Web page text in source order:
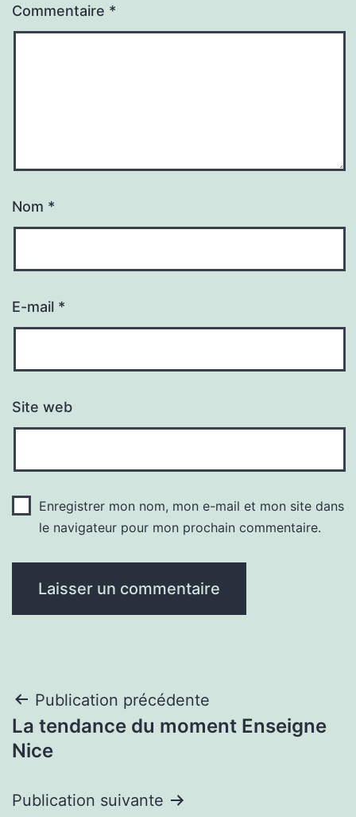
Commentaire *
Nom *
E-mail *
Site web
Enregistrer mon nom, mon e-mail et mon site dans
le navigateur pour mon prochain commentaire.
Navigation
de
Publication précédente
La tendance du moment Enseigne
Nice
Publication suivante